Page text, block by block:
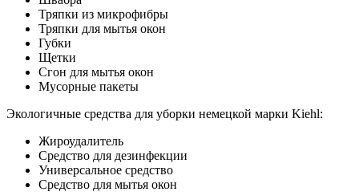
Тряпки из микрофибры
Тряпки для мытья окон
Губки
Щетки
Сгон для мытья окон
Мусорные пакеты
Экологичные средства для уборки немецкой марки Kiehl:
Жироудалитель
Средство для дезинфекции
Универсальное средство
Средство для мытья окон